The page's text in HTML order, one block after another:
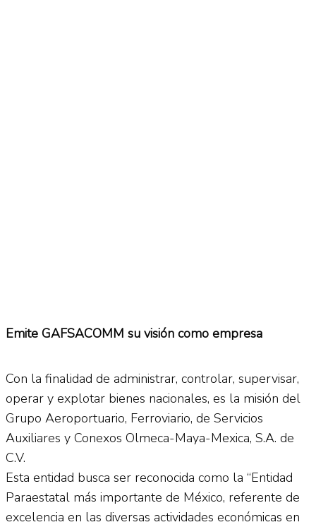
Emite GAFSACOMM su visión como empresa
Con la finalidad de administrar, controlar, supervisar,
operar y explotar bienes nacionales, es la misión del
Grupo Aeroportuario, Ferroviario, de Servicios
Auxiliares y Conexos Olmeca-Maya-Mexica, S.A. de
C.V.
Esta entidad busca ser reconocida como la “Entidad
Paraestatal más importante de México, referente de
excelencia en las diversas actividades económicas en